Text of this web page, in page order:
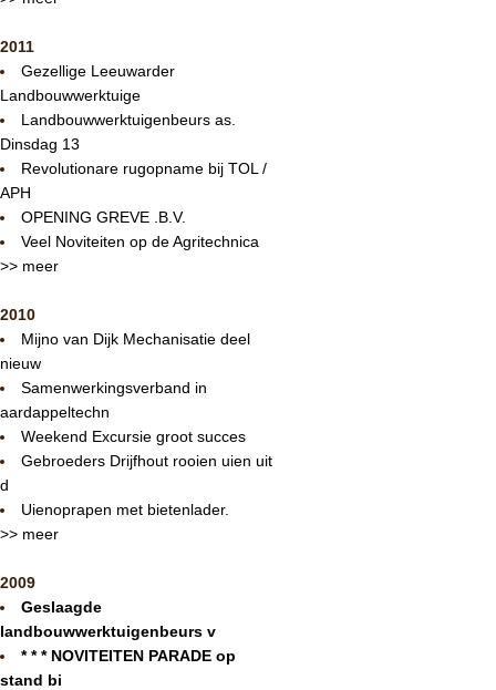
2011
Gezellige Leeuwarder
Landbouwwerktuige
Landbouwwerktuigenbeurs as.
Dinsdag 13
Revolutionare rugopname bij TOL /
APH
OPENING GREVE .B.V.
Veel Noviteiten op de Agritechnica
>> meer
2010
Mijno van Dijk Mechanisatie deel
nieuw
Samenwerkingsverband in
aardappeltechn
Weekend Excursie groot succes
Gebroeders Drijfhout rooien uien uit
d
Uienoprapen met bietenlader.
>> meer
2009
Geslaagde
landbouwwerktuigenbeurs v
* * * NOVITEITEN PARADE op
stand bi